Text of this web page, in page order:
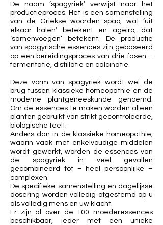
De naam ‘spagyriek’ verwijst naar het
productieproces. Het is een samenstelling
van de Griekse woorden spaõ, wat ‘uit
elkaar halen’ betekent en ageirõ, dat
‘samenvoegen’ betekent. De productie
van spagyrische essences zijn gebaseerd
op een bereidingsproces van drie fasen –
fermentatie, distillatie en calcinatie.
Deze vorm van spagyriek wordt wel de
brug tussen klassieke homeopathie en de
moderne plantgeneeskunde genoemd.
Om de essences te maken worden alleen
planten gebruikt van strikt gecontroleerde,
biologische teelt.
Anders dan in de klassieke homeopathie,
waarin vaak met enkelvoudige middelen
wordt gewerkt, worden de essences van
de spagyriek in veel gevallen
gecombineerd tot – heel persoonlijke –
complexen.
De specifieke samenstelling en dagelijkse
dosering worden volledig afgestemd op u
als volledig mens en uw klacht.
Er zijn al over de 100 moederessences
beschikbaar, ieder met een unieke